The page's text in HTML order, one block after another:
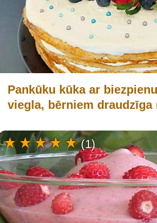
Pankūku kūka ar
viegla, bērniem draudzīga
(1)